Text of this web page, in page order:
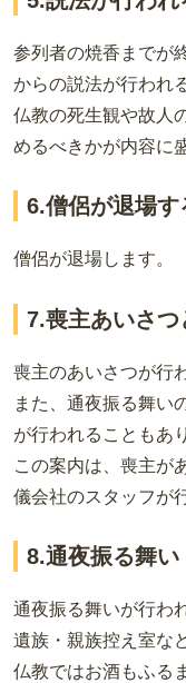
参列者の焼香までが
からの説法が行われ
仏教の死生観や故人
めるべきかが内容に
6.僧侶が退場す
僧侶が退場します。
7.喪主あいさつ
喪主のあいさつが行
また、通夜振る舞い
が行われることもあ
この案内は、喪主が
儀会社のスタッフが
8.通夜振る舞い
通夜振る舞いが行わ
遺族・親族控え室な
仏教ではお酒もふる